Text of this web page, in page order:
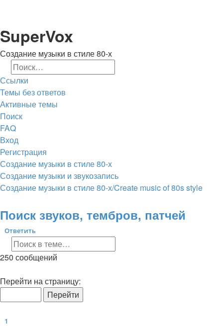
SuperVox
Создание музыки в стиле 80-х
Поиск
Расширенный поиск
Ссылки
Темы без ответов
Активные темы
Поиск
FAQ
Вход
Регистрация
Создание музыки в стиле 80-х
Создание музыки и звукозапись
Создание музыки в стиле 80-х/Create music of 80s style
Поиск звуков, тембров, патчей
Ответить
Ответить
Поиск
Расширенный поиск
250 сообщений
Перейти на страницу:
1